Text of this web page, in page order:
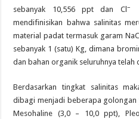
sebanyak 10,556 ppt dan Cl­ –
mendifinisikan bahwa salinitas
material padat termasuk garam
sebanyak 1 (satu) Kg, dimana
dan bahan organik seluruhnya telah
Berdasarkan tingkat salinitas
dibagi menjadi beberapa golongan
Mesohaline (3,0 – 10,0 ppt),